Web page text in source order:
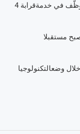
في خدمةقرابة
مستقبلا
خلال وضعالتكنولوجيا